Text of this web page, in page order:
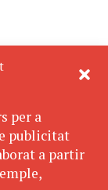
per a
publicitat
a partir
TE
BUTLLETÍ